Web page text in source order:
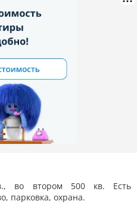
во втором 500 кв. Есть
парковка, охрана.